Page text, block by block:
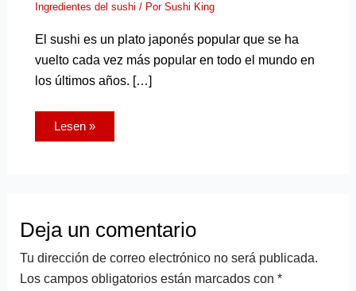
Ingredientes del sushi / Por Sushi King
El sushi es un plato japonés popular que se ha
vuelto cada vez más popular en todo el mundo en
los últimos años. […]
Lesen »
Deja un comentario
Tu dirección de correo electrónico no será publicada.
Los campos obligatorios están marcados con*